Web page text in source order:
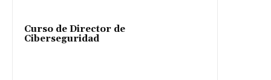
Curso de Director de
Ciberseguridad